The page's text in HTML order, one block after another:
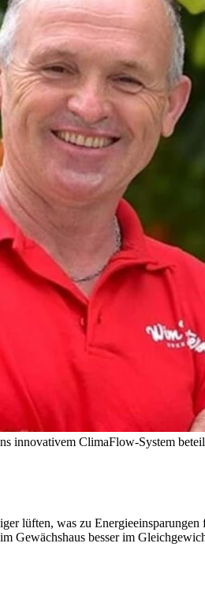
innovativem ClimaFlow-System
lüften, was zu
Gewächshaus besser im